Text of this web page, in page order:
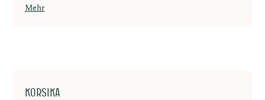
Mehr
Korsika